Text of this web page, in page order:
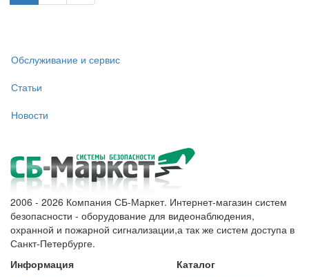
Обслуживание и сервис
Статьи
Новости
2006 - 2026 Компания СБ-Маркет. Интернет-магазин систем
безопасности - оборудование для видеонаблюдения,
охранной и пожарной сигнализации,а так же систем доступа в
Санкт-Петербурге.
Информация
Каталог